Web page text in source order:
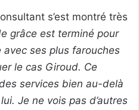
s’est montré très
grâce est terminé pour
avec ses plus farouches
le cas Giroud. Ce
services bien au-delà
Je ne vois pas d’autres